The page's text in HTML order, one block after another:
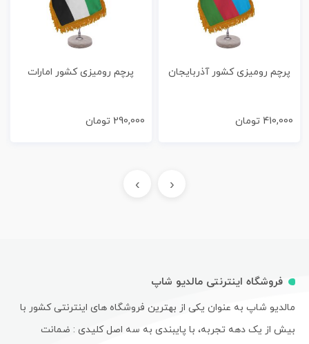
پرچم رومیزی کشور آذربایجان
410,000 تومان
پرچم رومیزی کشور امارات
290,000 تومان
‹
›
فروشگاه اینترنتی مالدیو شاپ
مالدیو شاپ به عنوان یکی از بهترین فروشگاه های اینترنتی کشور با
بیش از یک دهه تجربه، با پایبندی به سه اصل کلیدی : ضمانت